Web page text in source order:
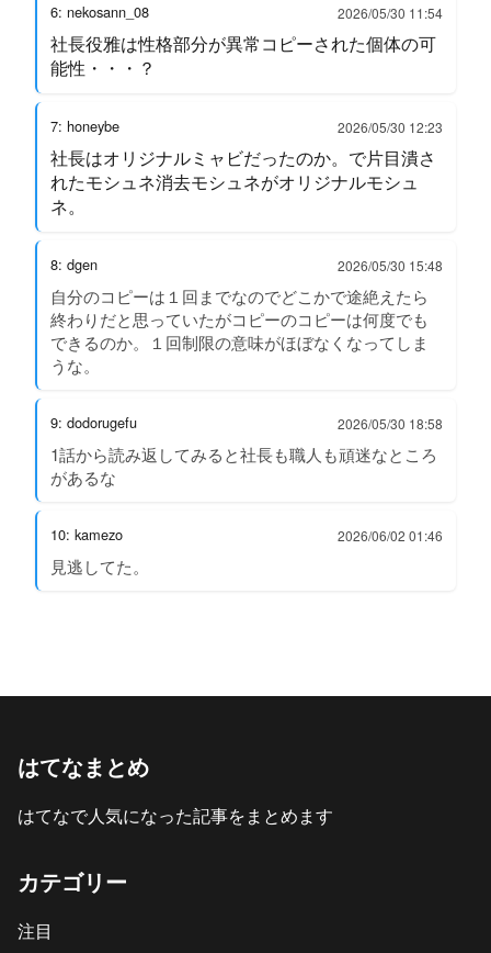
6: nekosann_08 2026/05/30 11:54
社長役雅は性格部分が異常コピーされた個体の可
能性・・・？
7: honeybe 2026/05/30 12:23
社長はオリジナルミャビだったのか。で片目潰さ
れたモシュネ消去モシュネがオリジナルモシュ
ネ。
8: dgen 2026/05/30 15:48
自分のコピーは１回までなのでどこかで途絶えたら
終わりだと思っていたがコピーのコピーは何度でも
できるのか。１回制限の意味がほぼなくなってしま
うな。
9: dodorugefu 2026/05/30 18:58
1話から読み返してみると社長も職人も頑迷なところ
があるな
10: kamezo 2026/06/02 01:46
見逃してた。
はてなまとめ
はてなで人気になった記事をまとめます
カテゴリー
注目